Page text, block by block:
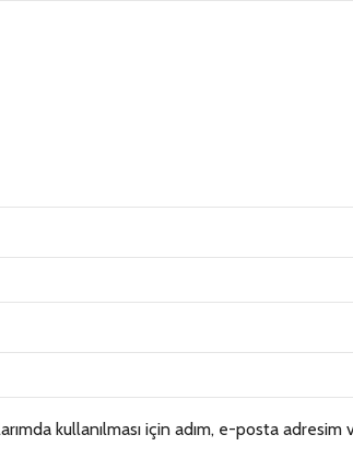
kullanılması için adım, e-posta